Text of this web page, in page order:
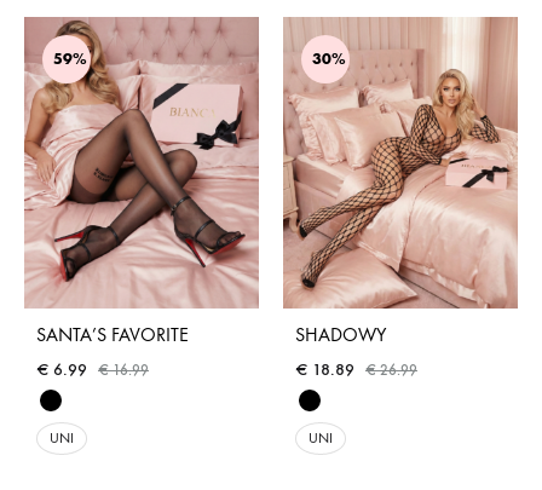
59%
SANTA’S FAVORITE
€ 6.99 €16.99
UNI
30%
SHADOWY
€ 18.89 €26.99
UNI